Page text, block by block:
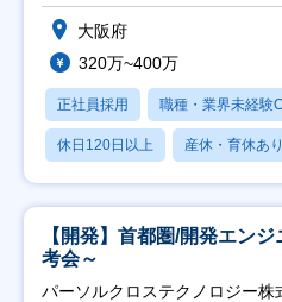
大阪府
320万~400万
正社員採用 職種・業界未経験
休日120日以上 産休・育休あり
【開発】首都圏/開発エン
考会～
パーソルクロステクノロジー株